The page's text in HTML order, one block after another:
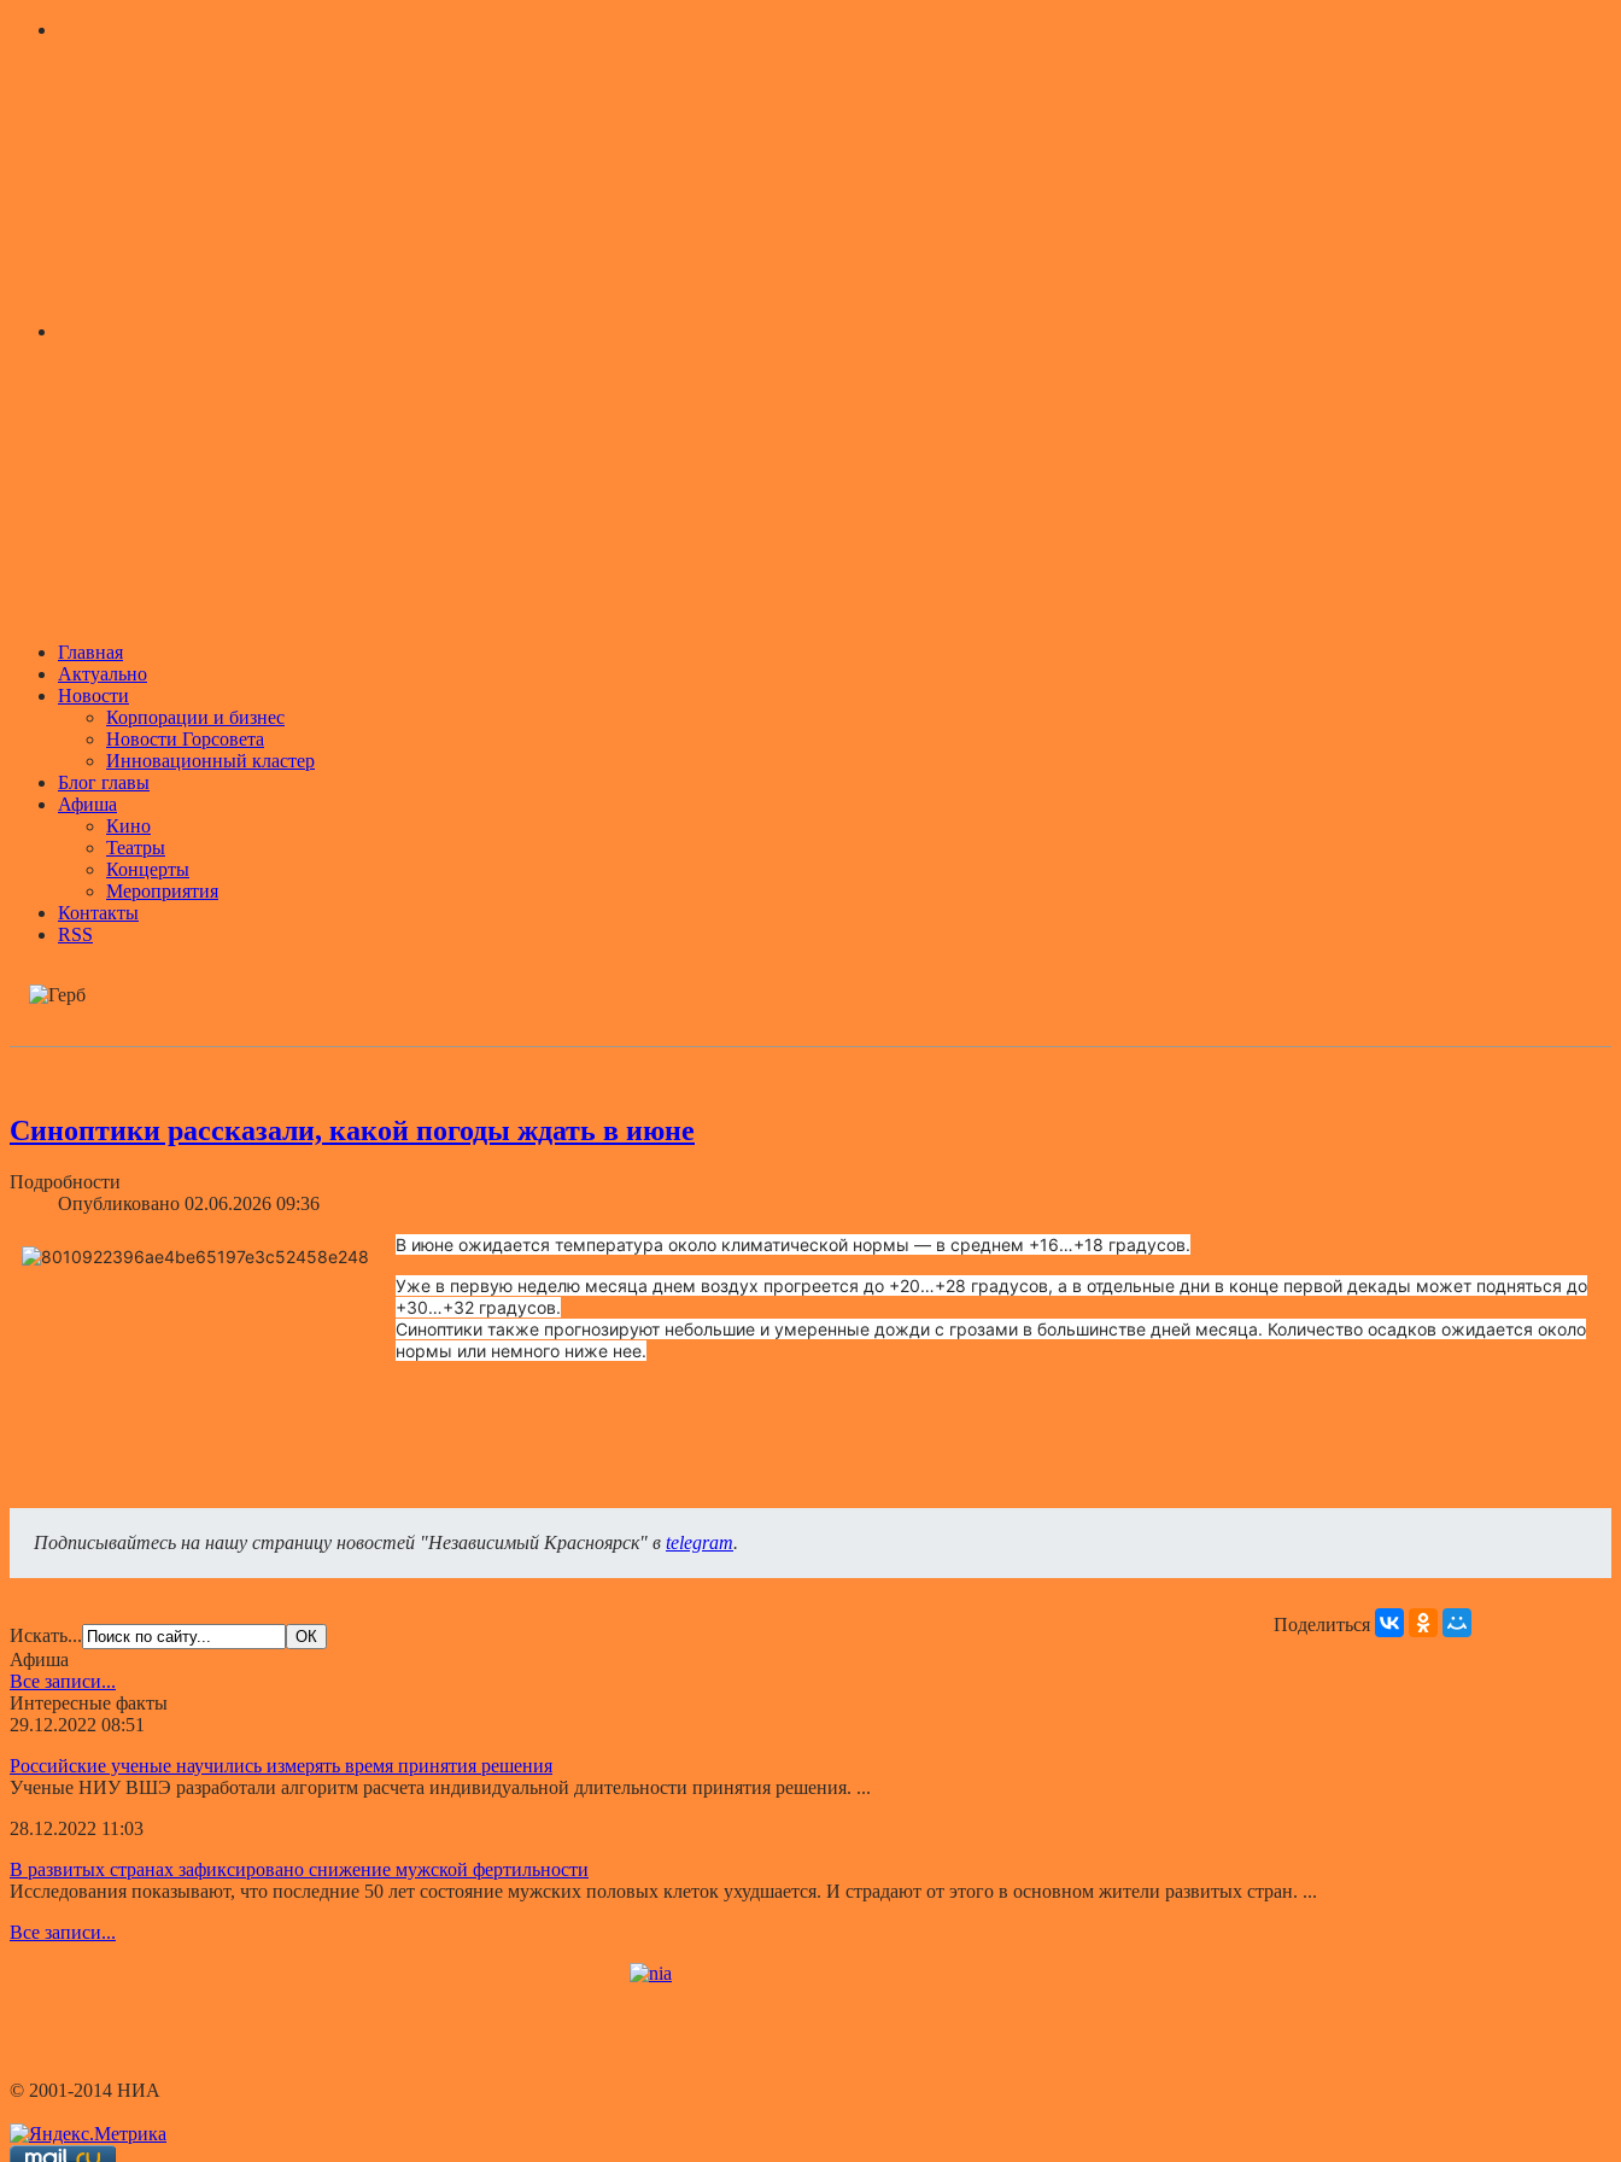
Главная
Актуально
Новости
Корпорации и бизнес
Новости Горсовета
Инновационный кластер
Блог главы
Афиша
Кино
Театры
Концерты
Мероприятия
Контакты
RSS
Синоптики рассказали, какой погоды ждать в июне
Подробности
Опубликовано 02.06.2026 09:36
В июне ожидается температура около климатической нормы — в среднем +16…+18 градусов.
Уже в первую неделю месяца днем воздух прогреется до +20…+28 градусов, а в отдельные дни в конце первой декады может подняться до
+30…+32 градусов.
Синоптики также прогнозируют небольшие и умеренные дожди с грозами в большинстве дней месяца. Количество осадков ожидается около
нормы или немного ниже нее.
Подписывайтесь на нашу страницу новостей "Независимый Красноярск" в telegram.
Поделиться
Искать...
Афиша
Все записи...
Интересные факты
29.12.2022 08:51
Российские ученые научились измерять время принятия решения
Ученые НИУ ВШЭ разработали алгоритм расчета индивидуальной длительности принятия решения. ...
28.12.2022 11:03
В развитых странах зафиксировано снижение мужской фертильности
Исследования показывают, что последние 50 лет состояние мужских половых клеток ухудшается. И страдают от этого в основном жители развитых стран. ...
Все записи...
© 2001-2014 НИА